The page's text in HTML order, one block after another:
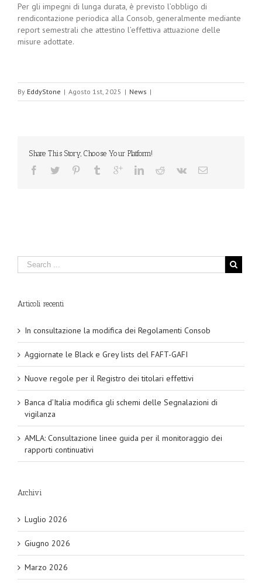
Per gli impegni di lunga durata, è previsto l’obbligo di
rendicontazione periodica alla Consob, generalmente mediante
report semestrali che attestino l’effettiva attuazione delle
misure adottate.
By EddyStone | Agosto 1st, 2025 | News |
Share This Story, Choose Your Platform!
Articoli recenti
In consultazione la modifica dei Regolamenti Consob
Aggiornate le Black e Grey lists del FAFT-GAFI
Nuove regole per il Registro dei titolari effettivi
Banca d’Italia modifica gli schemi delle Segnalazioni di
vigilanza
AMLA: Consultazione linee guida per il monitoraggio dei
rapporti continuativi
Archivi
Luglio 2026
Giugno 2026
Marzo 2026